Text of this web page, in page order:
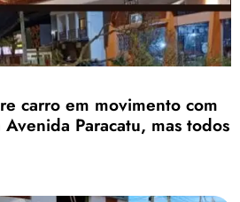
carro em movimento com
Paracatu, mas todos